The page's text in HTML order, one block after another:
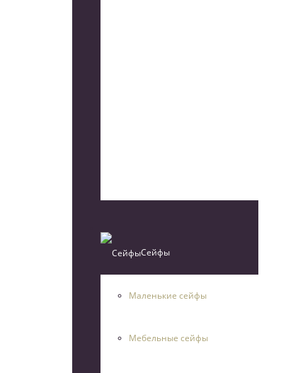
Сейфы
Маленькие сейфы
Мебельные сейфы